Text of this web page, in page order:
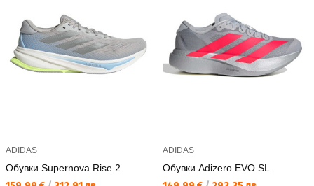
ADIDAS
Обувки Supernova Rise 2
ADIDAS
Обувки Adizero EVO SL